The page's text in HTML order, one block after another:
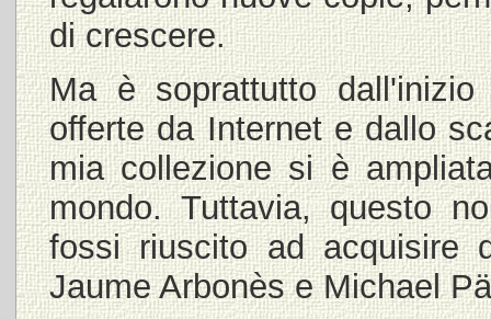
di crescere.
Ma è soprattutto
offerte da Internet e dallo
mia collezione si è
mondo. Tuttavia, questo
fossi riuscito ad acquisire
Jaume Arbonès e Michael